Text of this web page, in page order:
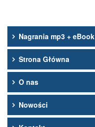
Nagrania mp3 + eBook
Strona Główna
O nas
Nowości